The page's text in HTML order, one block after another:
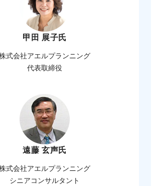
甲田 展子氏
式会社アエルプランニング
代表取締役
遠藤 玄声氏
式会社アエルプランニング
シニアコンサルタント